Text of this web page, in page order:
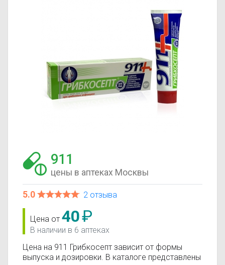
911
цены в аптеках Москвы
5.0 2 отзыва
Цена от 40₽
В наличии в 6 аптеках
Цена на 911 Грибкосепт зависит от формы
выпуска и дозировки. В каталоге представлены